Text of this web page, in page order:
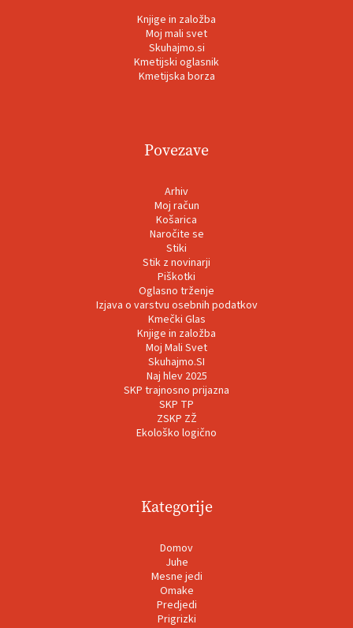
Knjige in založba
Moj mali svet
Skuhajmo.si
Kmetijski oglasnik
Kmetijska borza
Povezave
Arhiv
Moj račun
Košarica
Naročite se
Stiki
Stik z novinarji
Piškotki
Oglasno trženje
Izjava o varstvu osebnih podatkov
Kmečki Glas
Knjige in založba
Moj Mali Svet
Skuhajmo.SI
Naj hlev 2025
SKP trajnosno prijazna
SKP TP
ZSKP ZŽ
Ekološko logično
Kategorije
Domov
Juhe
Mesne jedi
Omake
Predjedi
Prigrizki